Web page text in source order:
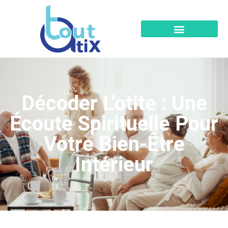
Décoder L’otite : Une
Écoute Spirituelle Pour
Votre Bien-Être
Intérieur